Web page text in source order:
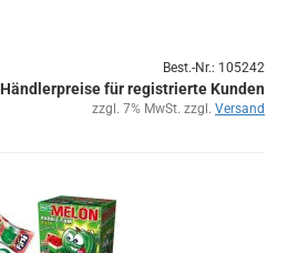
Best.-Nr.: 105242
Händlerpreise für registrierte Kunden
zzgl. 7% MwSt. zzgl. Versand